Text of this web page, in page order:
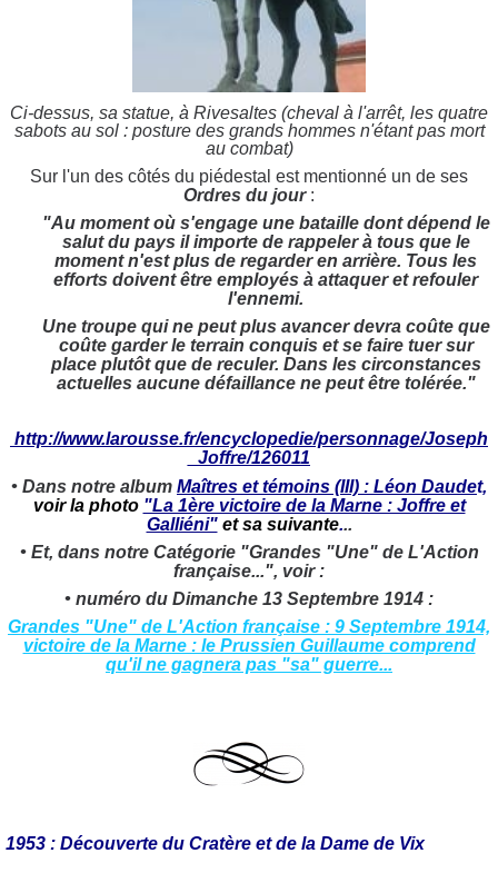
Ci-dessus, sa statue, à Rivesaltes (cheval à l'arrêt, les quatre
sabots au sol : posture des grands hommes n'étant pas mort
au combat)
Sur l'un des côtés du piédestal est mentionné un de ses
Ordres du jour:
"Au moment où s'engage une bataille dont dépend le
salut du pays il importe de rappeler à tous que le
moment n'est plus de regarder en arrière. Tous les
efforts doivent être employés à attaquer et refouler
l'ennemi.
Une troupe qui ne peut plus avancer devra coûte que
coûte garder le terrain conquis et se faire tuer sur
place plutôt que de reculer. Dans les circonstances
actuelles aucune défaillance ne peut être tolérée."
http://www.larousse.fr/encyclopedie/personnage/Joseph
_Joffre/126011
• Dans notre album Maîtres et témoins (III) : Léon Daudet,
voir la photo "La 1ère victoire de la Marne : Joffre et
Galliéni" et sa suivante...
• Et, dans notre Catégorie "Grandes "Une" de L'Action
française...", voir :
• numéro du Dimanche 13 Septembre 1914 :
Grandes "Une" de L'Action française : 9 Septembre 1914,
victoire de la Marne : le Prussien Guillaume comprend
qu'il ne gagnera pas "sa" guerre...
1953 : Découverte du Cratère et de la Dame de Vix